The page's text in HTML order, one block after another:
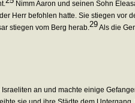
Nimm Aaron und seinen Sohn
Herr befohlen hatte. Sie stiegen vor
stiegen vom Berg herab.29Als die
an und machte einige